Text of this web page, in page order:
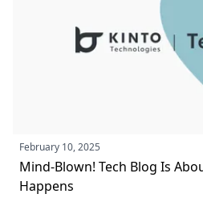
February 10, 2025
Mind-Blown! Tech Blog Is
Happens